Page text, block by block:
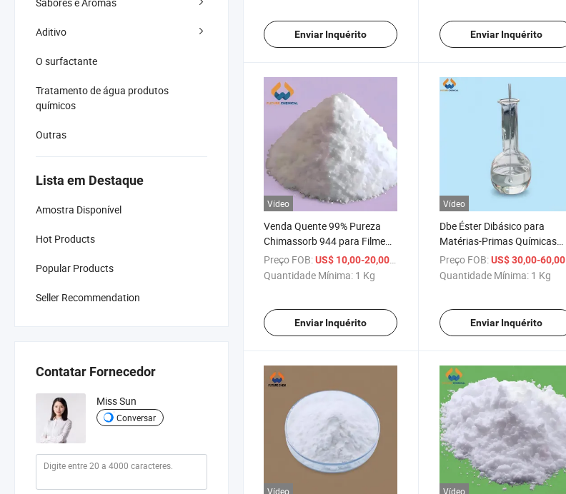
Aditivo
O surfactante
Tratamento de água produtos
químicos
Outras
Lista em Destaque
Amostra Disponível
Hot Products
Popular Products
Seller Recommendation
Contatar Fornecedor
Miss Sun
Conversar
Enviar Inquérito Enviar Inquérito
Vídeo
Venda Quente 99% Pureza
Chimassorb 944 para Filme
EVA CAS 71878-19-8
Preço FOB:US$ 10,00-20,00
Quantidade Mínima: 1 Kg
Enviar Inquérito
Vídeo
Dbe Éster Dibásico para
Matérias-Primas Químicas
Orgânicas CAS 95481-62-2
Preço FOB: US$ 30,00-60,00
Quantidade Mínima: 1 Kg
Enviar Inquérito
Vídeo Vídeo